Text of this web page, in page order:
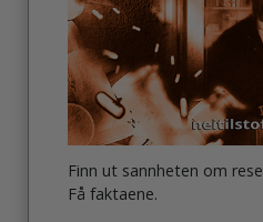
Finn ut sannheten om
Få faktaene.